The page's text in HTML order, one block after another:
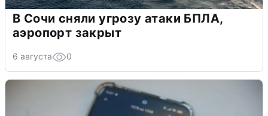
В Сочи сняли угрозу атаки БПЛА,
аэропорт закрыт
6 августа 0